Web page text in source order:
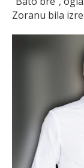
Zoranu bila